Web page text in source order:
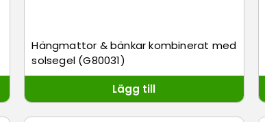
Hängmattor & bänkar kombinerat med
solsegel (G80031)
Lägg till